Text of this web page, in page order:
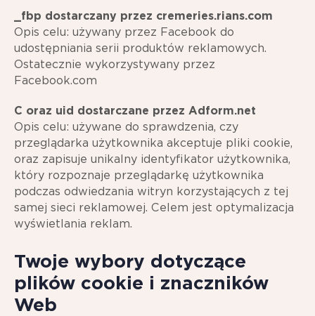
_fbp dostarczany przez cremeries.rians.com
Opis celu: używany przez Facebook do
udostępniania serii produktów reklamowych.
Ostatecznie wykorzystywany przez
Facebook.com
C oraz uid dostarczane przez Adform.net
Opis celu: używane do sprawdzenia, czy
przeglądarka użytkownika akceptuje pliki cookie,
oraz zapisuje unikalny identyfikator użytkownika,
który rozpoznaje przeglądarkę użytkownika
podczas odwiedzania witryn korzystających z tej
samej sieci reklamowej. Celem jest optymalizacja
wyświetlania reklam.
Twoje wybory dotyczące
plików cookie i znaczników
Web